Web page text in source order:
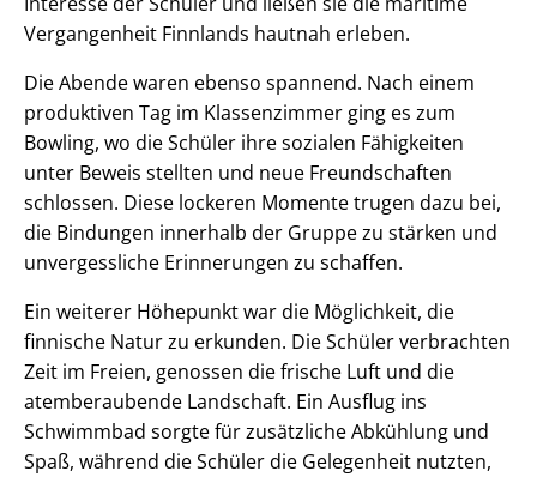
Vergangenheit Finnlands hautnah erleben.
Die Abende waren ebenso spannend. Nach einem
produktiven Tag im Klassenzimmer ging es zum
Bowling, wo die Schüler ihre sozialen Fähigkeiten
unter Beweis stellten und neue Freundschaften
schlossen. Diese lockeren Momente trugen dazu bei,
die Bindungen innerhalb der Gruppe zu stärken und
unvergessliche Erinnerungen zu schaffen.
Ein weiterer Höhepunkt war die Möglichkeit, die
finnische Natur zu erkunden. Die Schüler verbrachten
Zeit im Freien, genossen die frische Luft und die
atemberaubende Landschaft. Ein Ausflug ins
Schwimmbad sorgte für zusätzliche Abkühlung und
Spaß, während die Schüler die Gelegenheit nutzten,